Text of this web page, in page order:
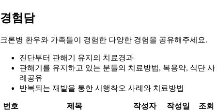
경험담
크론병 환우와 가족들이 경험한 다양한 경험을 공유해주세요.
진단부터 관해기 유지의 치료경과
관해기를 유지하고 있는 분들의 치료방법, 복용약, 식단 사
례공유
반복되는 재발을 통한 시행착오 사례와 치료방법
번호 제목 작성자 작성일
조회